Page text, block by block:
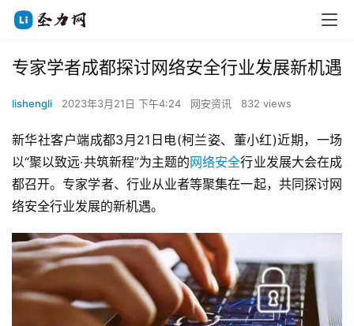
专家学者成都探讨网络安全行业发展新机遇
lishengli 2023年3月21日 下午4:24 网安资讯 832 views
新华社客户端成都3月21日电(柯兰姿、董小红)近期，一场
以“聚以致远·共筑新程”为主题的网络安全行业发展大会在成
都召开。专家学者、行业从业者等聚集在一起，共同探讨网
络安全行业发展的新机遇。